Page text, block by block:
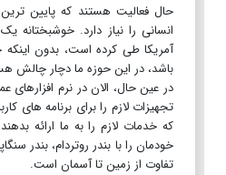
حال فعالیت هستند که پایین
انسانی را نیاز دارد. خوشبختانه
آمریکا طی کرده است، بدون
باشد، در این حوزه ما دچار چالش
در عین حال، الان در نرم افزارهای
تجهیزات لازم را برای برنامه های
که خدمات لازم را به ما ارائه
خودمان را با بندر روتردام، بندر
تفاوت از زمین تا آسمان است.